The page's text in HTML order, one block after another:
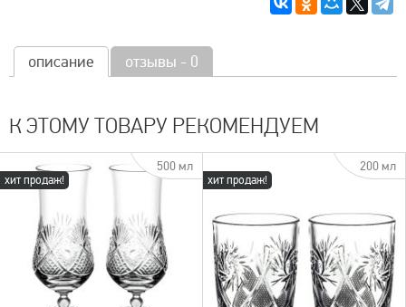
описание отзывы - 0
К ЭТОМУ ТОВАРУ РЕКОМЕНДУЕМ
хит продаж!
500 мл
хит продаж!
200 мл